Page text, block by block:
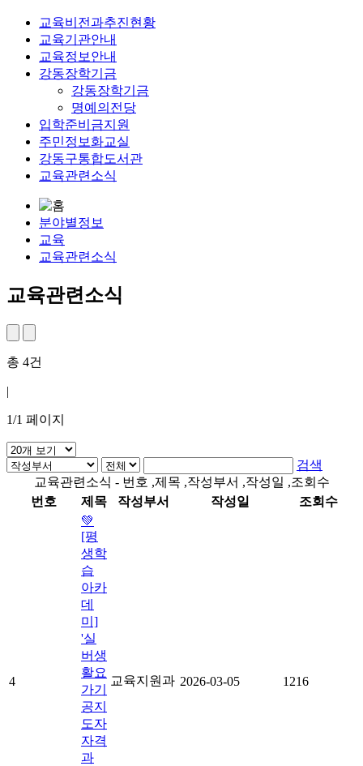
교육비전과추진현황
교육기관안내
교육정보안내
강동장학기금
강동장학기금
명예의전당
입학준비금지원
주민정보화교실
강동구통합도서관
교육관련소식
분야별정보
교육
교육관련소식
교육관련소식
총 4건
|
1/1 페이지
검색
교육관련소식 - 번호 ,제목 ,작성부서 ,작성일 ,조회수
번호
제목 작성부서 작성일 조회수
4
💚
[평
생학
습
아카
데
미]
'실
버생
활요
가기
공지
도자
자격
과
교육지원과 2026-03-05 1216